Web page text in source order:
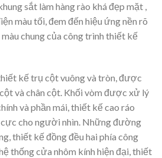
sắt làm hàng rào khá đẹp mặt ,
màu tối, đem đến hiệu ứng nền rõ
chung của công trình thiết kế
kế trụ cột vuông và tròn, được
và chân cột. Khối vòm được xử lý
và phần mái, thiết kế cao ráo
cực cho người nhìn. Những đường
thiết kế đồng đều hai phía công
thống cửa nhôm kính hiện đại, thiết